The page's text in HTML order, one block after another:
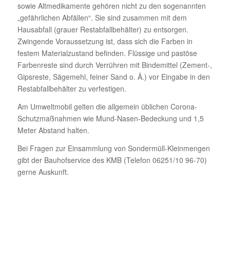
sowie Altmedikamente gehören nicht zu den sogenannten
„gefährlichen Abfällen“. Sie sind zusammen mit dem
Hausabfall (grauer Restabfallbehälter) zu entsorgen.
Zwingende Voraussetzung ist, dass sich die Farben in
festem Materialzustand befinden. Flüssige und pastöse
Farbenreste sind durch Verrühren mit Bindemittel (Zement-,
Gipsreste, Sägemehl, feiner Sand o. Ä.) vor Eingabe in den
Restabfallbehälter zu verfestigen.
Am Umweltmobil gelten die allgemein üblichen Corona-
Schutzmaßnahmen wie Mund-Nasen-Bedeckung und 1,5
Meter Abstand halten.
Bei Fragen zur Einsammlung von Sondermüll-Kleinmengen
gibt der Bauhofservice des KMB (Telefon 06251/10 96-70)
gerne Auskunft.